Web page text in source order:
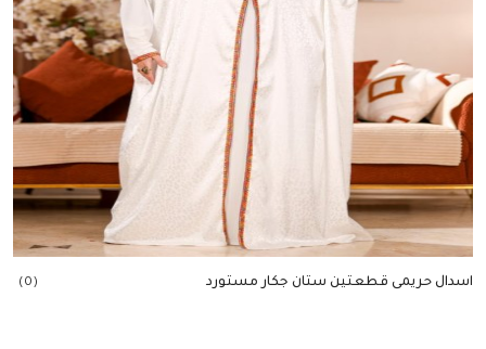
اسدال حريمى قطعتين ستان جكار مستورد (0)